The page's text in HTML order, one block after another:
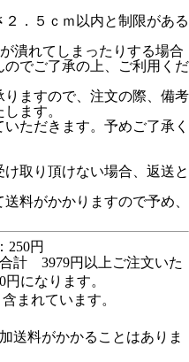
２．５ｃｍ以内と制限がある
潰れてしまったりする場合
でご了承の上、ご利用くだ
ますので、注文の際、備考
ます。
ただきます。予めご了承く
取り頂けない場合、返送と
料がかかりますので予め、
円
計 3979円以上ご注文いた
になります。
まれています。
送料がかかることはありま